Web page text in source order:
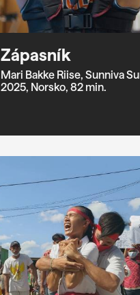
Zápasník
Mari Bakke Riise, Sunniva
2025, Norsko, 82 min.